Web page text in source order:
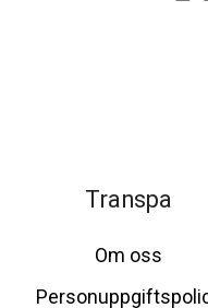
Transpa
Om oss